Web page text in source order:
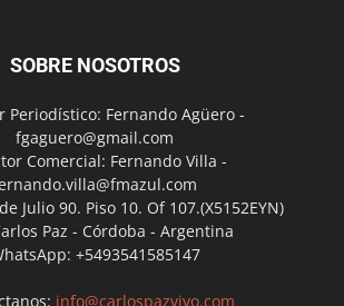
SOBRE NOSOTROS
Periodístico: Fernando Agüero -
fgaguero@gmail.com
Comercial: Fernando Villa -
Julio 90. Piso 10. Of 107.(X5152EYN)
Paz - Córdoba - Argentina
+5493541585147
info@carlospazvivo.com